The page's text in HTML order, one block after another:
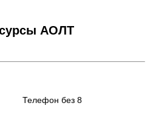
АОЛТ
Телефон без 8